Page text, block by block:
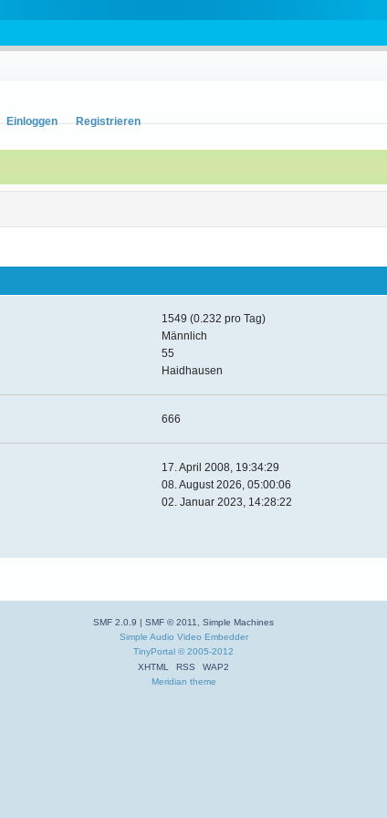
Einloggen Registrieren
1549 (0.232 pro Tag)
Männlich
55
Haidhausen
666
17. April 2008, 19:34:29
08. August 2026, 05:00:06
02. Januar 2023, 14:28:22
SMF 2.0.9 |SMF © 2011,Simple Machines
Simple Audio Video Embedder
TinyPortal © 2005-2012
XHTML
RSS
WAP2
Meridian theme